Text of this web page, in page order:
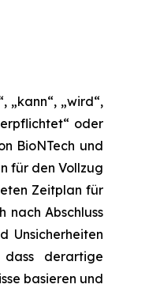
„kann“, „wird“,
oder
BioNTech und
für den Vollzug
Zeitplan für
nach Abschluss
Unsicherheiten
dass derartige
basieren und